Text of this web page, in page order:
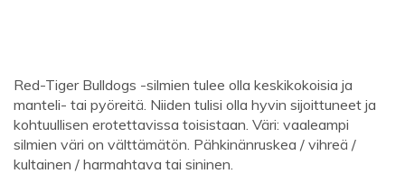
Red-Tiger Bulldogs -silmien tulee olla keskikokoisia ja
manteli- tai pyöreitä. Niiden tulisi olla hyvin sijoittuneet ja
kohtuullisen erotettavissa toisistaan. Väri: vaaleampi
silmien väri on välttämätön. Pähkinänruskea / vihreä /
kultainen / harmahtava tai sininen.